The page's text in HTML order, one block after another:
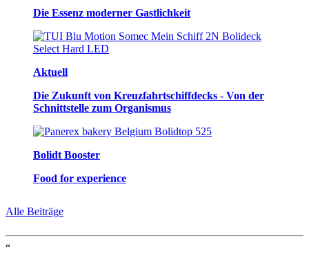
Die Essenz moderner Gastlichkeit
Aktuell
Die Zukunft von Kreuzfahrtschiffdecks - Von der
Schnittstelle zum Organismus
Bolidt Booster
Food for experience
Alle Beiträge
“